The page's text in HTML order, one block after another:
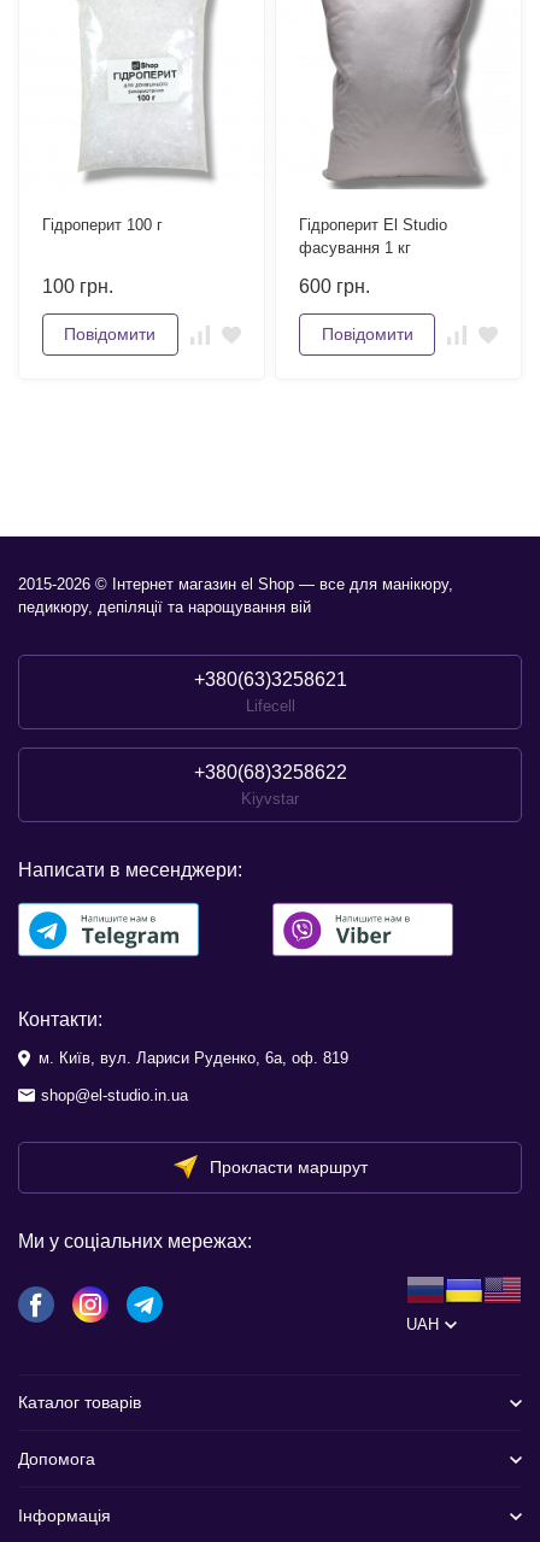
Гідроперит 100 г
100 грн.
Повідомити
Гідроперит El Studio
фасування 1 кг
600 грн.
Повідомити
2015-2026 © Інтернет магазин el Shop — все для манікюру,
педикюру, депіляції та нарощування вій
+380(63)3258621
Lifecell
+380(68)3258622
Kiyvstar
Написати в месенджери:
Контакти:
м. Київ, вул. Лариси Руденко, 6а, оф. 819
shop@el-studio.in.ua
Прокласти маршрут
Ми у соціальних мережах:
UAH
Каталог товарів
Допомога
Інформація